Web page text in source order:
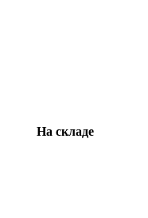
На складе